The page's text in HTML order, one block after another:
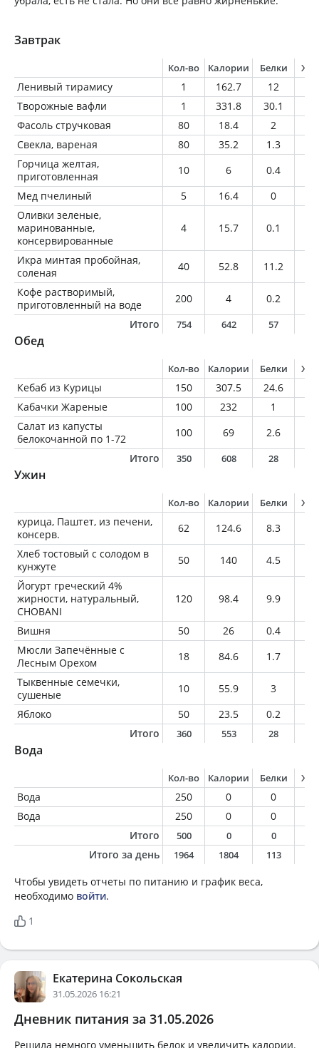
Завтрак
Кол-во Калории Белки
Ленивый тирамису 1 162.7 12
Творожные вафли
1 331.8 30.1
Фасоль стручковая
80 18.4 2
Свекла, вареная
80 35.2 1.3
Горчица желтая,
приготовленная
10 6 0.4
Мед пчелиный
5 16.4 0
Оливки зеленые,
маринованные,
консервированные
4 15.7 0.1
Икра минтая пробойная,
соленая
40 52.8 11.2
Кофе растворимый,
приготовленный на воде
200 4 0.2
Итого
754 642 57
Обед
Кол-во Калории Белки
Кебаб из Курицы 150 307.5 24.6
Кабачки Жареные
100 232 1
Салат из капусты
белокочанной по 1-72
100 69 2.6
Итого
350 608 28
Ужин
Кол-во Калории Белки
курица, Паштет, из печени,
консерв.
62 124.6 8.3
Хлеб тостовый с солодом в
кунжуте
50 140 4.5
Йогурт греческий 4%
жирности, натуральный,
CHOBANI
120 98.4 9.9
Вишня 50 26 0.4
Мюсли Запечённые с
Лесным Орехом
18 84.6 1.7
Тыквенные семечки,
сушеные
10 55.9 3
Яблоко
50 23.5 0.2
Итого
360 553 28
Вода
Кол-во Калории Белки
Вода 250 0 0
Вода
250 0 0
Итого
500 0 0
Итого за день 1964 1804 113
Чтобы увидеть отчеты по питанию и график веса,
необходимо войти.
1
Екатерина Сокольская
31.05.2026 16:21
Дневник питания за 31.05.2026
Решила немного уменьшить белок и увеличить калории.